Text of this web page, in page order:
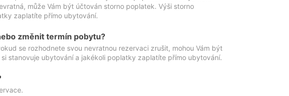
může Vám být účtován storno poplatek. Výši storno
zaplatíte přímo ubytování.
změnit termín pobytu?
se rozhodnete svou nevratnou rezervaci zrušit, mohou Vám být
stanovuje ubytování a jakékoli poplatky zaplatíte přímo ubytování.